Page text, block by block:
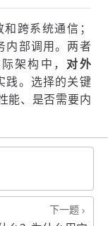
"，靠的是动态
跨系统通信；
架构中，对外
能、是否需要内